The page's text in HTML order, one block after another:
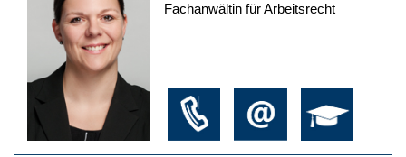
Fachanwältin für Arbeitsrecht